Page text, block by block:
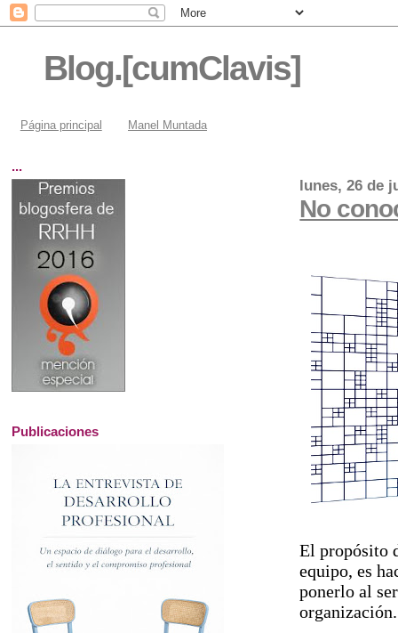
Blog.[cumClavis]
Página principal Manel Muntada
lunes, 26 de
No
El propósito
equipo, es
ponerlo al
organización.
...
Publicaciones